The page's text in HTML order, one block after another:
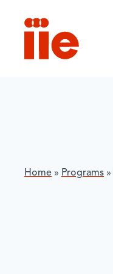
IIE
Home » Programs »